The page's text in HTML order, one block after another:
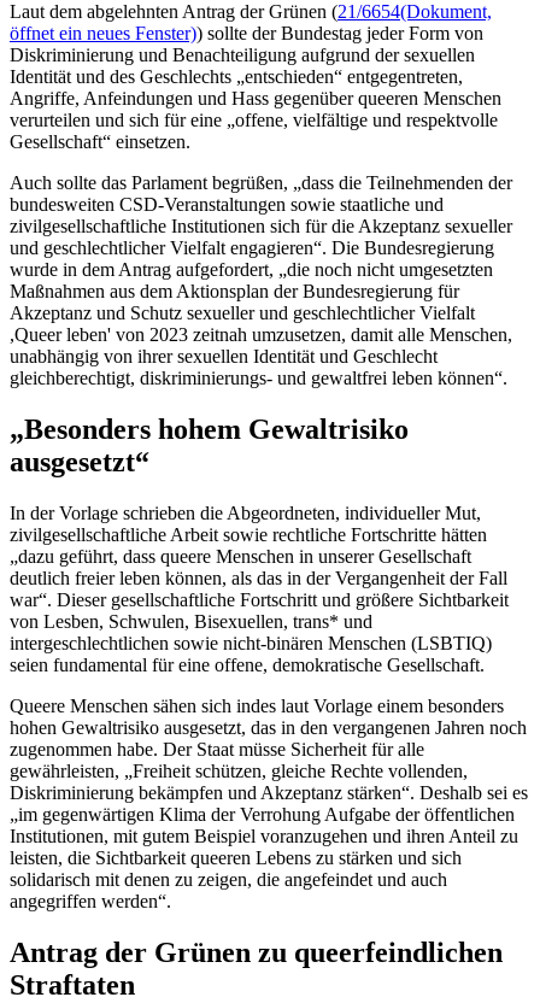
Laut dem abgelehnten Antrag der Grünen (21/6654(Dokument,
öffnet ein neues Fenster)) sollte der Bundestag jeder Form von
Diskriminierung und Benachteiligung aufgrund der sexuellen
Identität und des Geschlechts „entschieden“ entgegentreten,
Angriffe, Anfeindungen und Hass gegenüber queeren Menschen
verurteilen und sich für eine „offene, vielfältige und respektvolle
Gesellschaft“ einsetzen.
Auch sollte das Parlament begrüßen, „dass die Teilnehmenden der
bundesweiten CSD-Veranstaltungen sowie staatliche und
zivilgesellschaftliche Institutionen sich für die Akzeptanz sexueller
und geschlechtlicher Vielfalt engagieren“. Die Bundesregierung
wurde in dem Antrag aufgefordert, „die noch nicht umgesetzten
Maßnahmen aus dem Aktionsplan der Bundesregierung für
Akzeptanz und Schutz sexueller und geschlechtlicher Vielfalt
,Queerleben' von 2023 zeitnah umzusetzen, damit alle Menschen,
unabhängig von ihrer sexuellen Identität und Geschlecht
gleichberechtigt, diskriminierungs- und gewaltfrei leben können“.
„Besonders hohem Gewaltrisiko
ausgesetzt“
In der Vorlage schrieben die Abgeordneten, individueller Mut,
zivilgesellschaftliche Arbeit sowie rechtliche Fortschritte hätten
„dazu geführt, dass queere Menschen in unserer Gesellschaft
deutlich freier leben können, als das in der Vergangenheit der Fall
war“. Dieser gesellschaftliche Fortschritt und größere Sichtbarkeit
von Lesben, Schwulen, Bisexuellen, trans* und
intergeschlechtlichen sowie nicht-binären Menschen (LSBTIQ)
seien fundamental für eine offene, demokratische Gesellschaft.
Queere Menschen sähen sich indes laut Vorlage einem besonders
hohen Gewaltrisiko ausgesetzt, das in den vergangenen Jahren noch
zugenommen habe. Der Staat müsse Sicherheit für alle
gewährleisten, „Freiheit schützen, gleiche Rechte vollenden,
Diskriminierung bekämpfen und Akzeptanz stärken“. Deshalb sei es
„im gegenwärtigen Klima der Verrohung Aufgabe der öffentlichen
Institutionen, mit gutem Beispiel voranzugehen und ihren Anteil zu
leisten, die Sichtbarkeit queeren Lebens zu stärken und sich
solidarisch mit denen zu zeigen, die angefeindet und auch
angegriffen werden“.
Antrag der Grünen zu queerfeindlichen
Straftaten